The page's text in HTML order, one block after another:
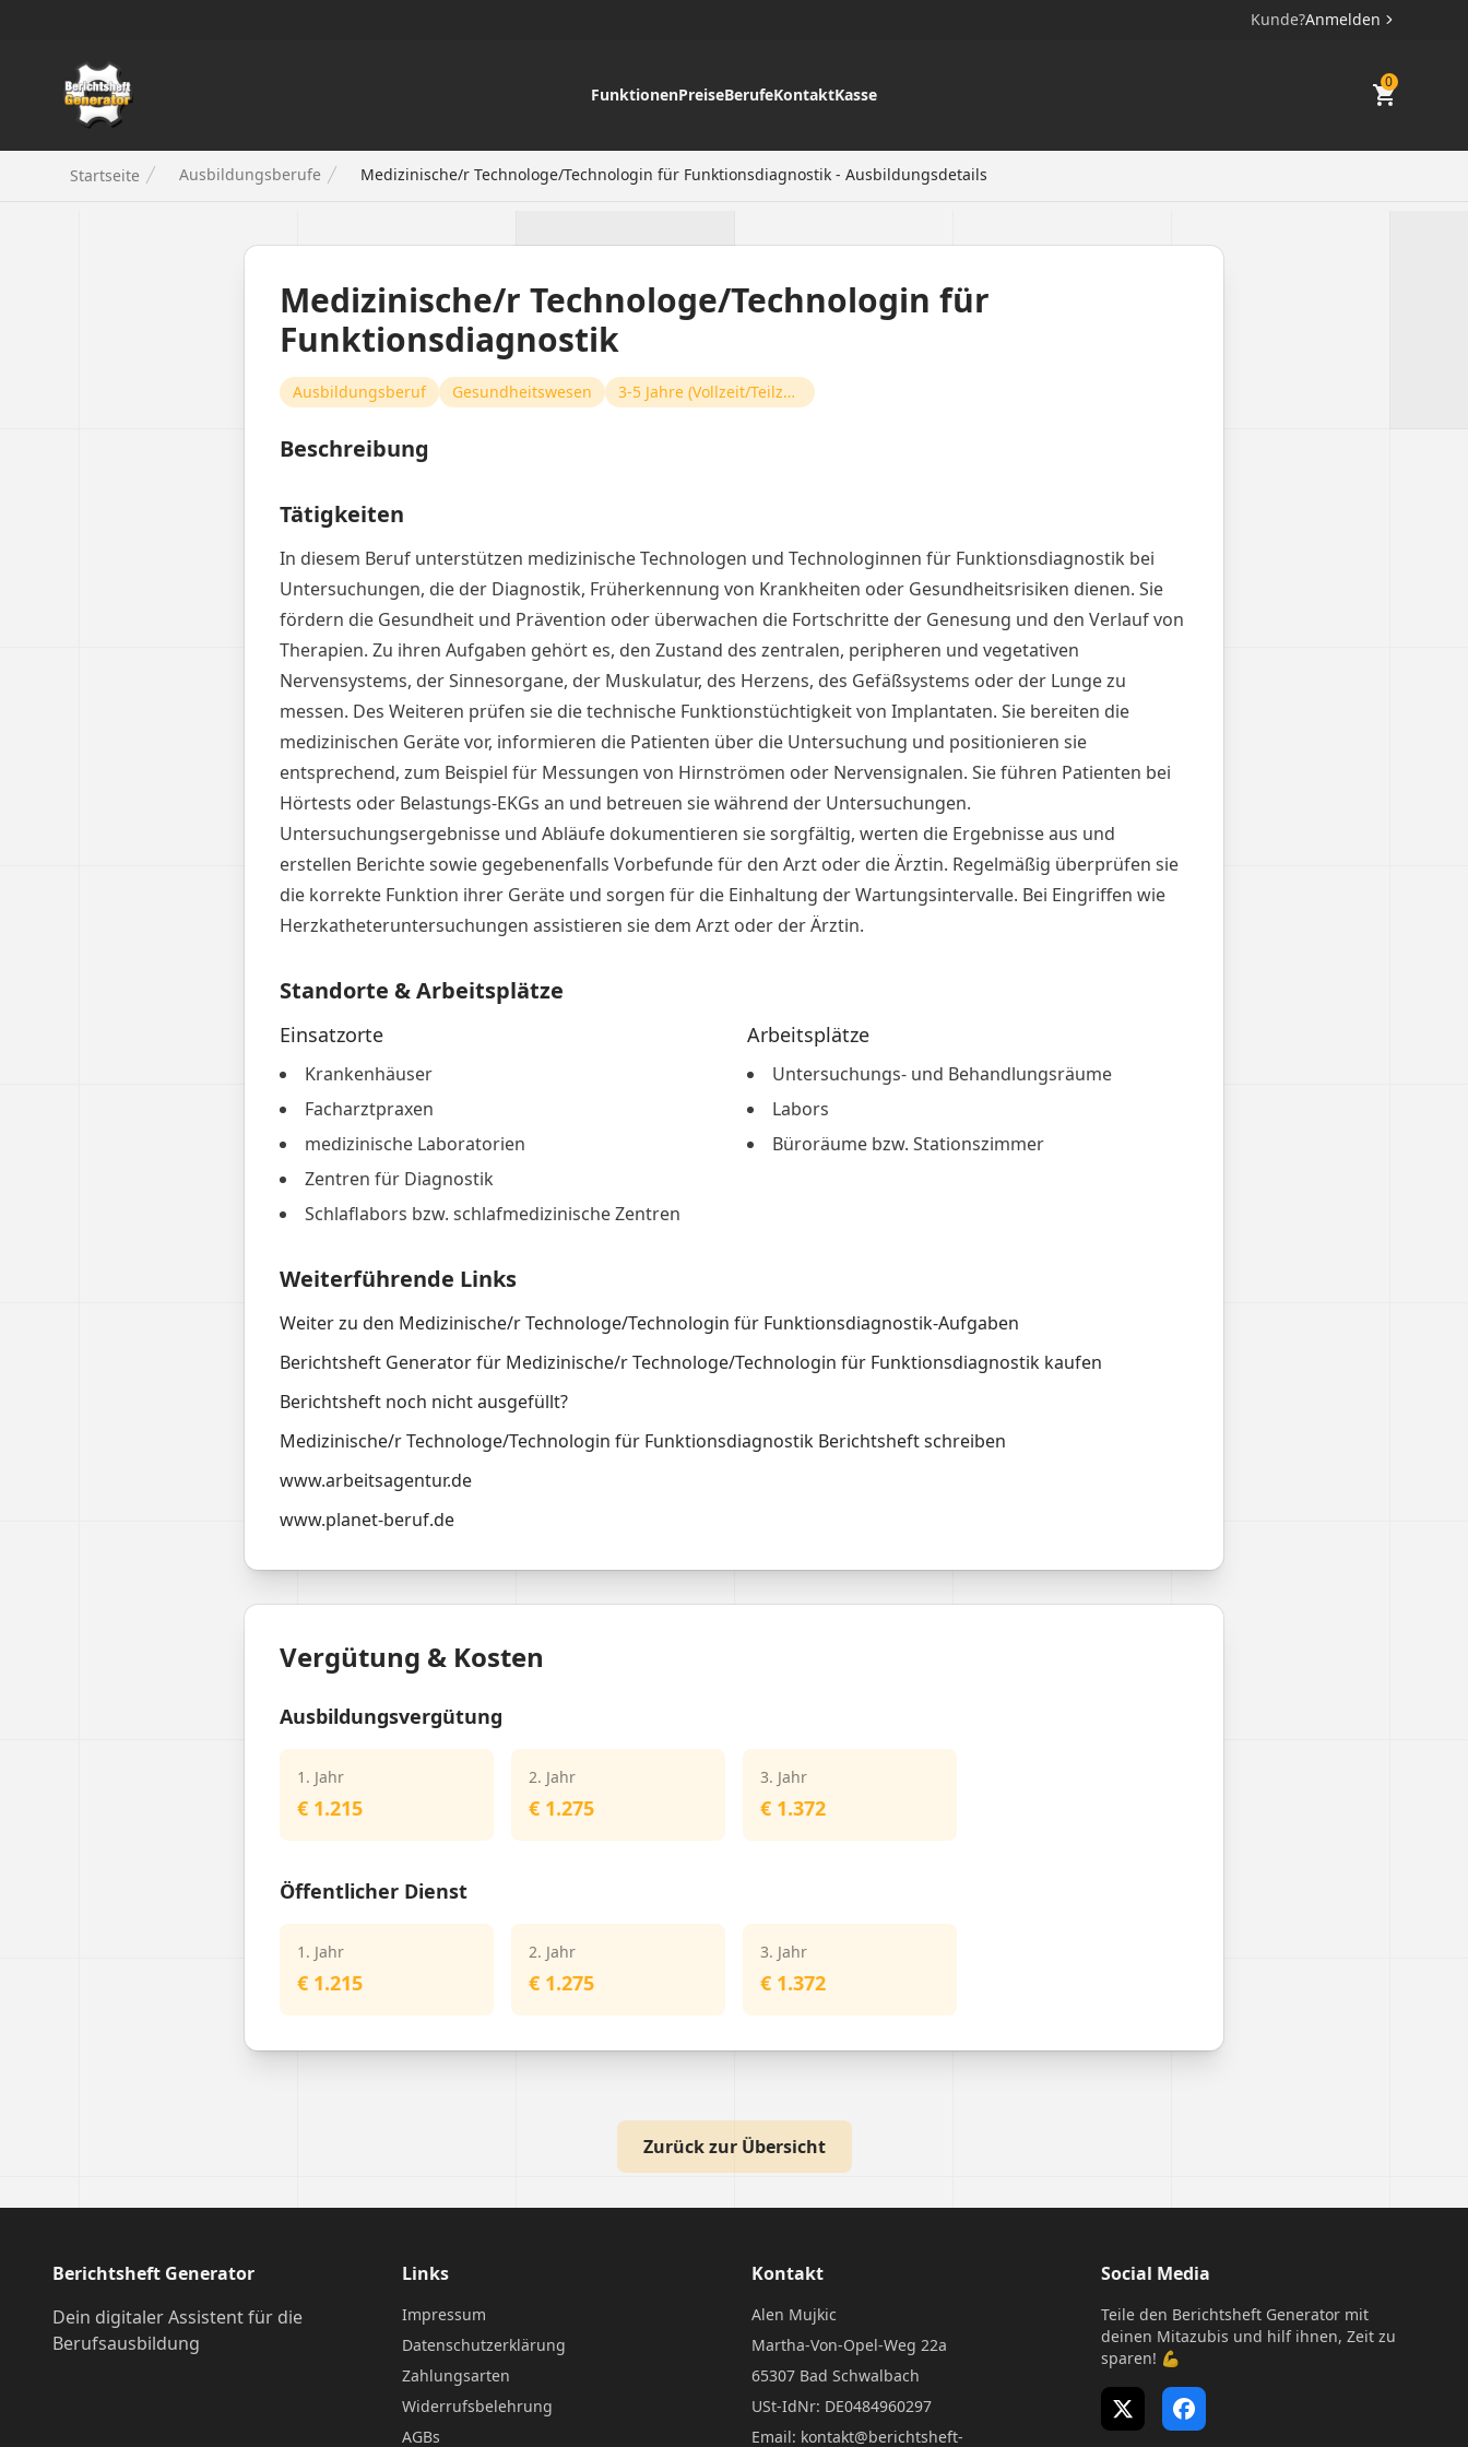
Kunde?Anmelden
Berichtsheft Generator
FunktionenPreiseBerufeKontaktKasse
0
Startseite Ausbildungsberufe Medizinische/r Technologe/Technologin für Funktionsdiagnostik - Ausbildungsdetails
Medizinische/r Technologe/Technologin für
Funktionsdiagnostik
Ausbildungsberuf Gesundheitswesen 3-5 Jahre (Vollzeit/Teilzeit)
Beschreibung
Tätigkeiten
In diesem Beruf unterstützen medizinische Technologen und Technologinnen für Funktionsdiagnostik bei
Untersuchungen, die der Diagnostik, Früherkennung von Krankheiten oder Gesundheitsrisiken dienen. Sie
fördern die Gesundheit und Prävention oder überwachen die Fortschritte der Genesung und den Verlauf von
Therapien. Zu ihren Aufgaben gehört es, den Zustand des zentralen, peripheren und vegetativen
Nervensystems, der Sinnesorgane, der Muskulatur, des Herzens, des Gefäßsystems oder der Lunge zu
messen. Des Weiteren prüfen sie die technische Funktionstüchtigkeit von Implantaten. Sie bereiten die
medizinischen Geräte vor, informieren die Patienten über die Untersuchung und positionieren sie
entsprechend, zum Beispiel für Messungen von Hirnströmen oder Nervensignalen. Sie führen Patienten bei
Hörtests oder Belastungs-EKGs an und betreuen sie während der Untersuchungen.
Untersuchungsergebnisse und Abläufe dokumentieren sie sorgfältig, werten die Ergebnisse aus und
erstellen Berichte sowie gegebenenfalls Vorbefunde für den Arzt oder die Ärztin. Regelmäßig überprüfen sie
die korrekte Funktion ihrer Geräte und sorgen für die Einhaltung der Wartungsintervalle. Bei Eingriffen wie
Herzkatheteruntersuchungen assistieren sie dem Arzt oder der Ärztin.
Standorte & Arbeitsplätze
Einsatzorte
Krankenhäuser
Facharztpraxen
medizinische Laboratorien
Zentren für Diagnostik
Schlaflabors bzw. schlafmedizinische Zentren
Arbeitsplätze
Untersuchungs- und Behandlungsräume
Labors
Büroräume bzw. Stationszimmer
Weiterführende Links
Weiter zu den Medizinische/r Technologe/Technologin für Funktionsdiagnostik-Aufgaben
Berichtsheft Generator für Medizinische/r Technologe/Technologin für Funktionsdiagnostik kaufen
Berichtsheft noch nicht ausgefüllt?
Medizinische/r Technologe/Technologin für Funktionsdiagnostik Berichtsheft schreiben
www.arbeitsagentur.de
www.planet-beruf.de
Vergütung & Kosten
Ausbildungsvergütung
1. Jahr
€ 1.215
2. Jahr
€ 1.275
3. Jahr
€ 1.372
Öffentlicher Dienst
1. Jahr
€ 1.215
2. Jahr
€ 1.275
3. Jahr
€ 1.372
Zurück zur Übersicht
Berichtsheft Generator
Dein digitaler Assistent für die
Berufsausbildung
Links
Impressum
Datenschutzerklärung
Zahlungsarten
Widerrufsbelehrung
AGBs
Kontakt
Alen Mujkic
Martha-Von-Opel-Weg 22a
65307 Bad Schwalbach
USt-IdNr: DE0484960297
Email: kontakt@berichtsheft-
Social Media
Teile den Berichtsheft Generator mit
deinen Mitazubis und hilf ihnen, Zeit zu
sparen! 💪
X (Twitter)Facebook